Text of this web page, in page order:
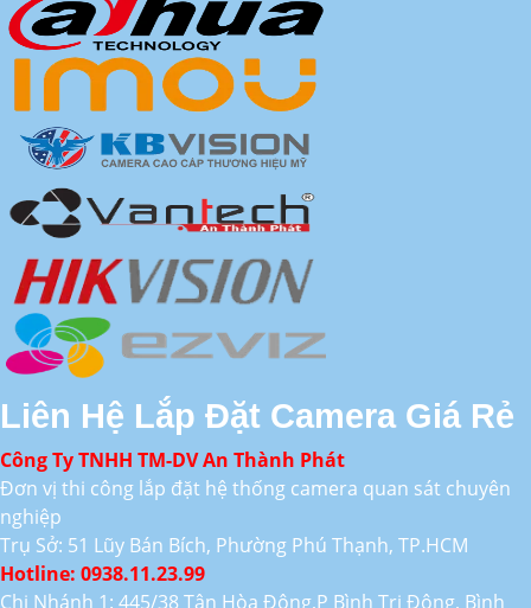
Liên Hệ Lắp Đặt Camera Giá Rẻ
Công Ty TNHH TM-DV An Thành Phát
Đơn vị thi công lắp đặt hệ thống camera quan sát chuyên
nghiệp
Trụ Sở: 51 Lũy Bán Bích, Phường Phú Thạnh, TP.HCM
Hotline: 0938.11.23.99
Chi Nhánh 1: 445/38 Tân Hòa Đông,P Bình Trị Đông, Bình